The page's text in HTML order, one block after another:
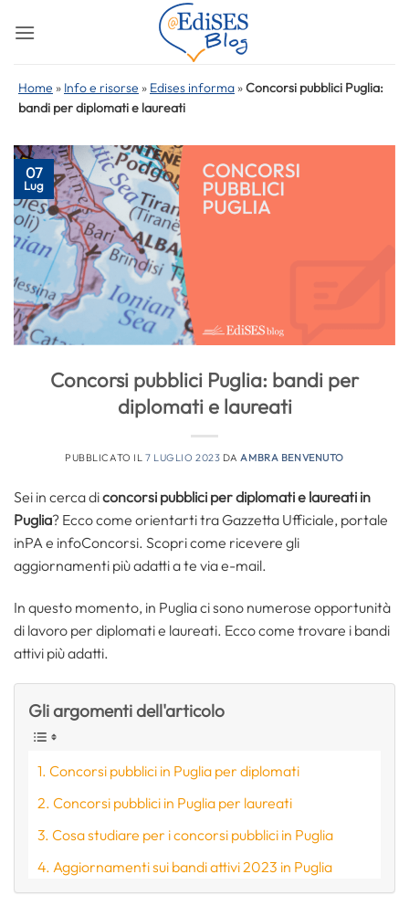
Home » Info e risorse » Edises informa »Concorsi pubblici Puglia:
bandi per diplomati e laureati
07
Lug
Concorsi pubblici Puglia: bandi per
diplomati e laureati
PUBBLICATO IL 7 LUGLIO 2023 DA AMBRA BENVENUTO
Sei in cerca diconcorsi pubblici per diplomati e laureati in
Puglia? Ecco come orientarti tra Gazzetta Ufficiale, portale
inPA e infoConcorsi. Scopri come ricevere gli
aggiornamenti più adatti a te via e-mail.
In questo momento, in Puglia ci sono numerose opportunità
di lavoro per diplomati e laureati. Ecco come trovare i bandi
attivi più adatti.
Gli argomenti dell'articolo
Concorsi pubblici in Puglia per diplomati
Concorsi pubblici in Puglia per laureati
Cosa studiare per i concorsi pubblici in Puglia
Aggiornamenti sui bandi attivi 2023 in Puglia